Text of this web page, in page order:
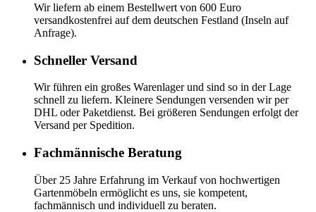
Wir liefern ab einem Bestellwert von 600 Euro
versandkostenfrei auf dem deutschen Festland (Inseln auf
Anfrage).
Schneller Versand
Wir führen ein großes Warenlager und sind so in der Lage
schnell zu liefern. Kleinere Sendungen versenden wir per
DHL oder Paketdienst. Bei größeren Sendungen erfolgt der
Versand per Spedition.
Fachmännische Beratung
Über 25 Jahre Erfahrung im Verkauf von hochwertigen
Gartenmöbeln ermöglicht es uns, sie kompetent,
fachmännisch und individuell zu beraten.